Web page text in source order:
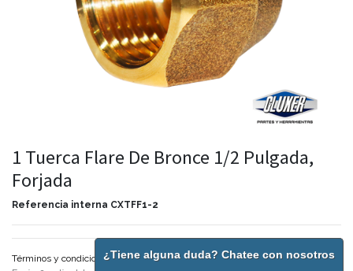
1 Tuerca Flare De Bronce 1/2 Pulgada,
Forjada
Referencia interna CXTFF1-2
Términos y condiciones¿Tiene alguna duda? Chatee con nosotros